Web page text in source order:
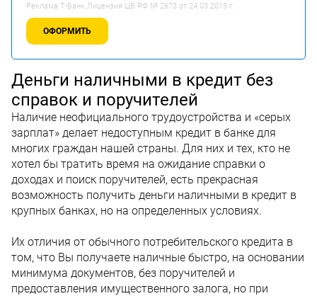
Реклама Т-Банк.Лицензия ЦБ РФ № 2673 от 24.03.2015 г.
ОФОРМИТЬ
Деньги наличными в кредит без
справок и поручителей
Наличие неофициального трудоустройства и «серых
зарплат» делает недоступным кредит в банке для
многих граждан нашей страны. Для них и тех, кто не
хотел бы тратить время на ожидание справки о
доходах и поиск поручителей, есть прекрасная
возможность получить деньги наличными в кредит в
крупных банках, но на определенных условиях.
Их отличия от обычного потребительского кредита в
том, что Вы получаете наличные быстро, на основании
минимума документов, без поручителей и
предоставления имущественного залога, но при